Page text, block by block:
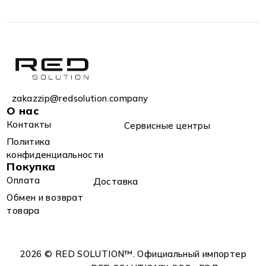
zakazzip@redsolution.company
О нас
Контакты
Сервисные центры
Политика
конфиденциальности
Покупка
Оплата
Доставка
Обмен и возврат
товара
2026 © RED SOLUTION™. Официальный импортер